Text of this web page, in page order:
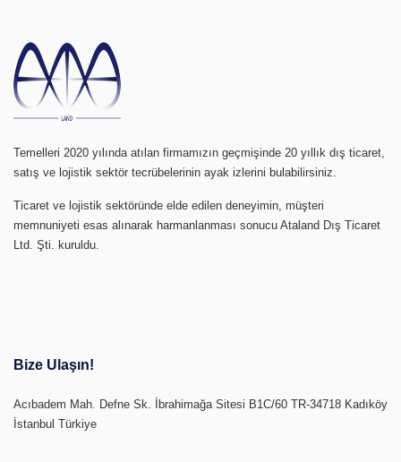
Temelleri 2020 yılında atılan firmamızın geçmişinde 20 yıllık dış ticaret,
satış ve lojistik sektör tecrübelerinin ayak izlerini bulabilirsiniz.
Ticaret ve lojistik sektöründe elde edilen deneyimin, müşteri
memnuniyeti esas alınarak harmanlanması sonucu Ataland Dış Ticaret
Ltd. Şti. kuruldu.
Bize Ulaşın!
Acıbadem Mah. Defne Sk. İbrahimağa Sitesi B1C/60 TR-34718 Kadıköy
İstanbul Türkiye